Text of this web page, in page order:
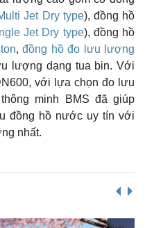
Jet Dry type), đồng hồ
Jet Dry type), đồng hồ
,đồng hồ đo lưu lượng
lượng dạng tua bin. Với
với lựa chọn đo lưu
minh BMS đã giúp
đồng hồ nước uy tín với
nhất.